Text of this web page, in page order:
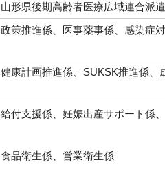
山形県後期高齢者医療広域連合派遣
政策推進係、医事薬事係、感染症
健康計画推進係、SUKSK推進係
給付支援係、妊娠出産サポート係
食品衛生係、営業衛生係